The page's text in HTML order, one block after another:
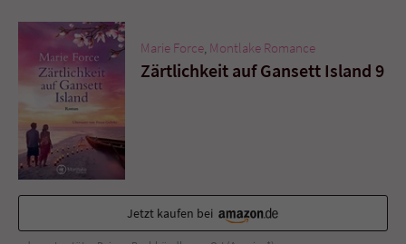
Marie Force Montlake Romance
Zärtlichkeit auf Gansett Island 9
Jetzt kaufen bei